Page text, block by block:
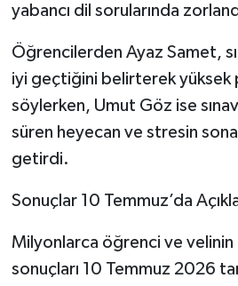
yabancı dil sorularında
Öğrencilerden Ayaz Samet,
iyi geçtiğini belirterek yüksek
söylerken, Umut Göz ise
süren heyecan ve stresin
getirdi.
Sonuçlar 10 Temmuz’da
Milyonlarca öğrenci ve velinin
sonuçları 10 Temmuz 2026